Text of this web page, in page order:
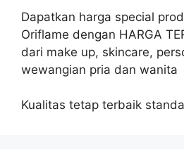
Dapatkan harga special
Oriflame dengan HARGA
dari make up, skincare,
wewangian pria dan wanita
Kualitas tetap terbaik